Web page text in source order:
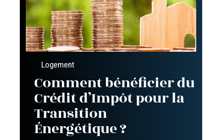
Logement
Comment bénéficier du
Crédit d’Impôt pour la
Transition
Énergétique ?